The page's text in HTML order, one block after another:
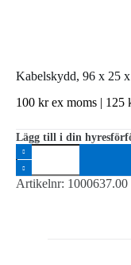
Kabelskydd, 96 x 25
100 krex moms | 125
Lägg till i din
Kabelskydd,
96
x
25
Artikelnr: 1000637.00